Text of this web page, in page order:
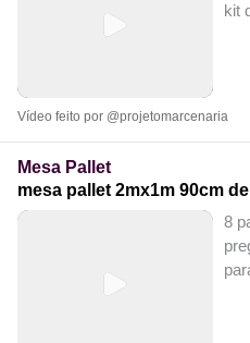
kit
Vídeo feito por @projetomarcenaria
Mesa Pallet
mesa pallet 2mx1m 90cm
8